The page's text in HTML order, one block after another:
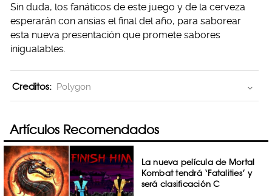
Sin duda, los fanáticos de este juego y de la cerveza
esperarán con ansias el final del año, para saborear
esta nueva presentación que promete sabores
inigualables.
Creditos: Polygon
Artículos Recomendados
La nueva película de Mortal
Kombat tendrá ‘Fatalities’ y
será clasificación C